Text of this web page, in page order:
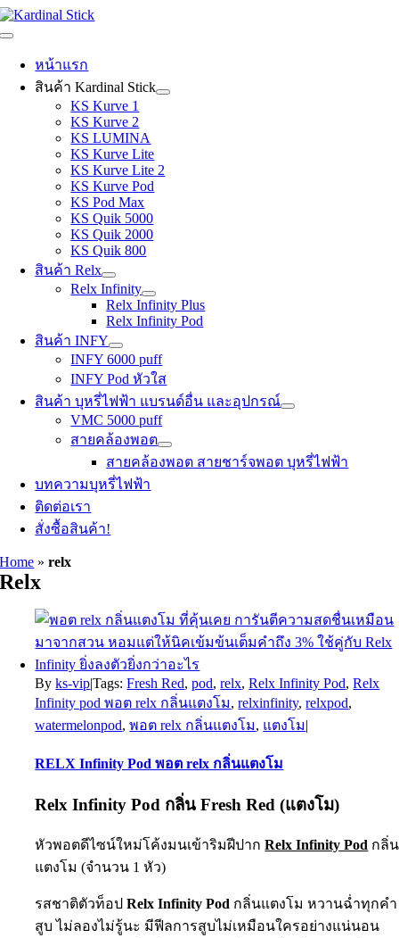
Skip
to
Toggle
Navigation
หน้าแรก
สินค้า Kardinal Stick
KS Kurve 1
KS Kurve 2
KS LUMINA
KS Kurve Lite
KS Kurve Lite 2
KS Kurve Pod
KS Pod Max
KS Quik 5000
KS Quik 2000
KS Quik 800
สินค้า Relx
Relx Infinity
Relx Infinity Plus
Relx Infinity Pod
สินค้า INFY
INFY 6000 puff
INFY Pod หัวใส
สินค้า บุหรี่ไฟฟ้า แบรนด์อื่น และอุปกรณ์
VMC 5000 puff
สายคล้องพอต
สายคล้องพอต สายชาร์จพอต บุหรี่ไฟฟ้า
บทความบุหรี่ไฟฟ้า
ติดต่อเรา
สั่งซื้อสินค้า!
Home »relx
Relx
Byks-vip|Tags:Fresh Red,pod,relx,Relx Infinity Pod,Relx
Infinity pod พอต relx กลิ่นแตงโม,relxinfinity,relxpod,
watermelonpod,พอต relx กลิ่นแตงโม, แตงโม|
RELX Infinity Pod พอต relx กลิ่นแตงโม
Relx Infinity Pod กลิ่น Fresh Red (แตงโม)
หัวพอตดีไซน์ใหม่โค้งมนเข้าริมฝีปากRelx Infinity Pod กลิ่น
แตงโม (จำนวน 1 หัว)
รสชาติตัวท็อปRelx Infinity Pod กลิ่นแตงโม หวานฉ่ำทุกคำ
สูบ ไม่ลองไม่รู้นะ มีฟีลการสูบไม่เหมือนใครอย่างแน่นอน